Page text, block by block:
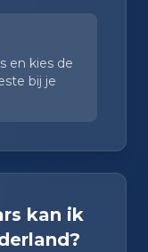
en kies de
bij je
kan ik